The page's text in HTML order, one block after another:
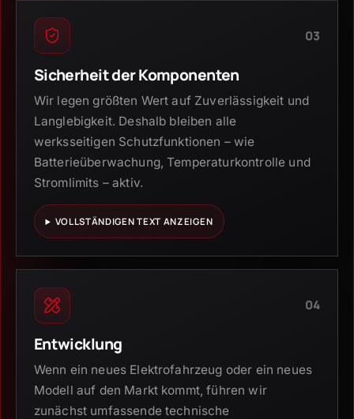
03
Sicherheit der Komponenten
Wir legen größten Wert auf Zuverlässigkeit und
Langlebigkeit. Deshalb bleiben alle
werksseitigen Schutzfunktionen – wie
Batterieüberwachung, Temperaturkontrolle und
Stromlimits – aktiv.
VOLLSTÄNDIGEN TEXT ANZEIGEN
04
Entwicklung
Wenn ein neues Elektrofahrzeug oder ein neues
Modell auf den Markt kommt, führen wir
zunächst umfassende technische